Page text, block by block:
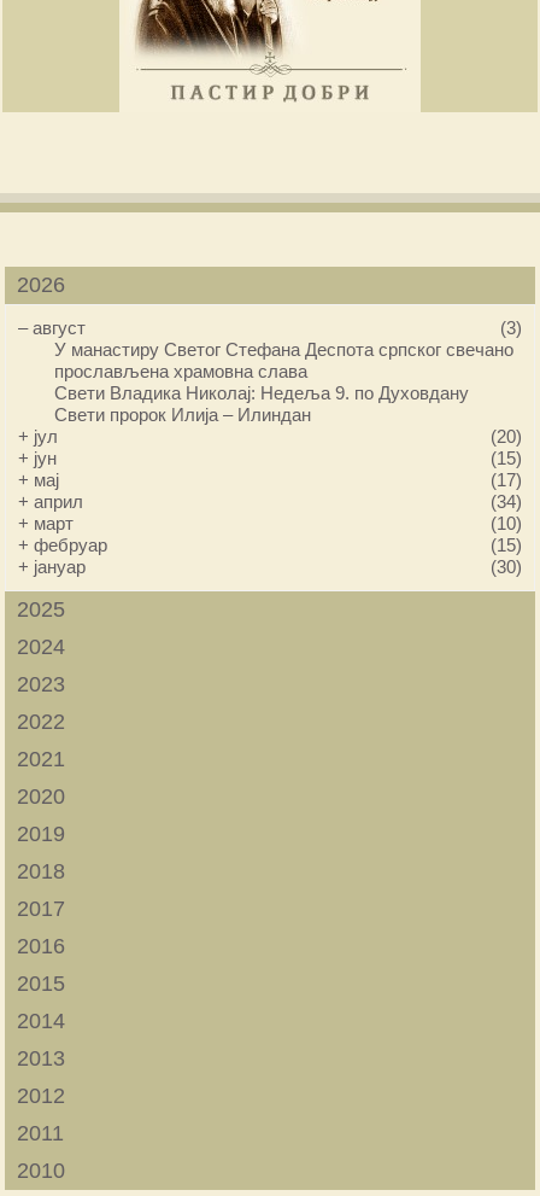
2026
–август
(3)
У манастиру Светог Стефана Деспота српског свечано
прослављена храмовна слава
Свети Владика Николај: Недеља 9. по Духовдану
Свети пророк Илија – Илиндан
+ јул
(20)
+ јун
(15)
+ мај
(17)
+април
(34)
+ март
(10)
+фебруар
(15)
+ јануар (30)
2025
2024
2023
2022
2021
2020
2019
2018
2017
2016
2015
2014
2013
2012
2011
2010